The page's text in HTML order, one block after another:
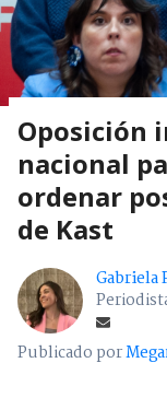
Oposición
nacional
ordenar
de Kast
Gabriela
Publicado por